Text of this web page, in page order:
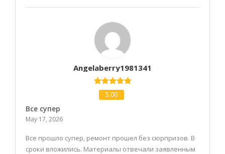
Angelaberry1981341
5.00
Все супер
May 17, 2026
Все прошло супер, ремонт прошел без сюрпризов. В
сроки вложились. Материалы отвечали заявленным